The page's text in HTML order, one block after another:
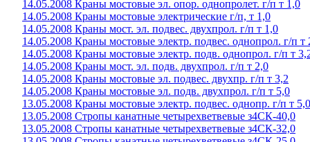
14.05.2008 Краны мостовые эл. опор. однопролет. г/п т 1,0
14.05.2008 Краны мостовые электрические г/п, т 1,0
14.05.2008 Краны мост. эл. подвес. двухпрол. г/п т 1,0
14.05.2008 Краны мостовые электр. подвес. однопрол. г/п т
14.05.2008 Краны мостовые электр. подв. однопрол. г/п т
14.05.2008 Краны мост. эл. подв. двухпрол. г/п т 2,0
14.05.2008 Краны мостовые эл. подвес. двухпр. г/п т 3,2
14.05.2008 Краны мостовые эл. подв. двухпрол. г/п т 5,0
13.05.2008 Краны мостовые электр. подвес. однопр. г/п т 5,0
13.05.2008 Стропы канатные четырехветвевые з4СК-40,0
13.05.2008 Стропы канатные четырехветвевые з4СК-32,0